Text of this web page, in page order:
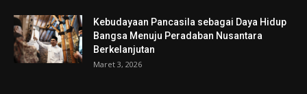
Kebudayaan Pancasila sebagai Daya Hidup
Bangsa Menuju Peradaban Nusantara
Berkelanjutan
Maret 3, 2026